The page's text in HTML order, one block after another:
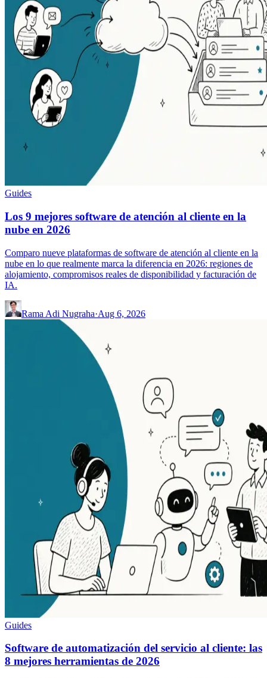
Guides
Los 9 mejores software de atención al cliente en la
nube en 2026
Comparo nueve plataformas de software de atención al cliente en la
nube en lo que realmente marca la diferencia en 2026: regiones de
alojamiento, compromisos reales de disponibilidad y facturación de
IA.
Rama Adi Nugraha·Aug 6, 2026
Guides
Software de automatización del servicio al cliente: las
8 mejores herramientas de 2026